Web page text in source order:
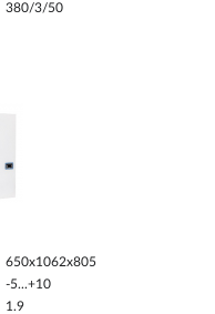
380/3/50
650x1062x805
-5...+10
1.9